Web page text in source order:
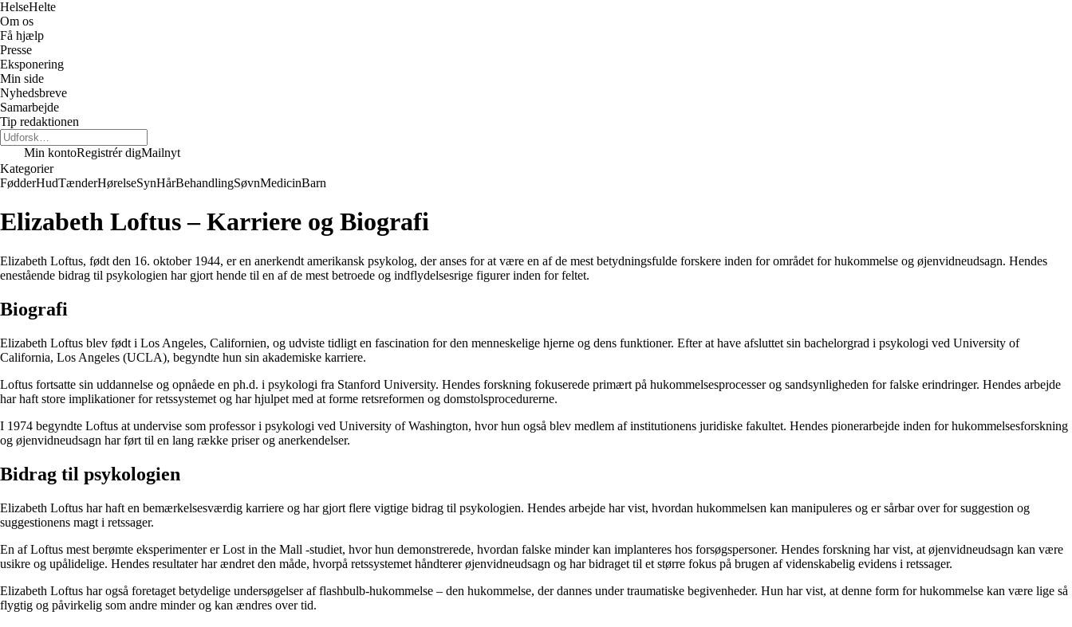
HelseHelte
Om os
Få hjælp
Presse
Eksponering
Min side
Nyhedsbreve
Samarbejde
Tip redaktionen
Min kontoRegistrér digMailnyt
Kategorier
FødderHudTænderHørelseSynHårBehandlingSøvnMedicinBarn
Elizabeth Loftus – Karriere og Biografi
Elizabeth Loftus, født den 16. oktober 1944, er en anerkendt amerikansk psykolog, der anses for at være en af de mest betydningsfulde forskere inden for området for hukommelse og øjenvidneudsagn. Hendes
enestående bidrag til psykologien har gjort hende til en af de mest betroede og indflydelsesrige figurer inden for feltet.
Biografi
Elizabeth Loftus blev født i Los Angeles, Californien, og udviste tidligt en fascination for den menneskelige hjerne og dens funktioner. Efter at have afsluttet sin bachelorgrad i psykologi ved University of
California, Los Angeles (UCLA), begyndte hun sin akademiske karriere.
Loftus fortsatte sin uddannelse og opnåede en ph.d. i psykologi fra Stanford University. Hendes forskning fokuserede primært på hukommelsesprocesser og sandsynligheden for falske erindringer. Hendes arbejde
har haft store implikationer for retssystemet og har hjulpet med at forme retsreformen og domstolsprocedurerne.
I 1974 begyndte Loftus at undervise som professor i psykologi ved University of Washington, hvor hun også blev medlem af institutionens juridiske fakultet. Hendes pionerarbejde inden for hukommelsesforskning
og øjenvidneudsagn har ført til en lang række priser og anerkendelser.
Bidrag til psykologien
Elizabeth Loftus har haft en bemærkelsesværdig karriere og har gjort flere vigtige bidrag til psykologien. Hendes arbejde har vist, hvordan hukommelsen kan manipuleres og er sårbar over for suggestion og
suggestionens magt i retssager.
En af Loftus mest berømte eksperimenter er Lost in the Mall -studiet, hvor hun demonstrerede, hvordan falske minder kan implanteres hos forsøgspersoner. Hendes forskning har vist, at øjenvidneudsagn kan være
usikre og upålidelige. Hendes resultater har ændret den måde, hvorpå retssystemet håndterer øjenvidneudsagn og har bidraget til et større fokus på brugen af videnskabelig evidens i retssager.
Elizabeth Loftus har også foretaget betydelige undersøgelser af flashbulb-hukommelse – den hukommelse, der dannes under traumatiske begivenheder. Hun har vist, at denne form for hukommelse kan være lige så
flygtig og påvirkelig som andre minder og kan ændres over tid.